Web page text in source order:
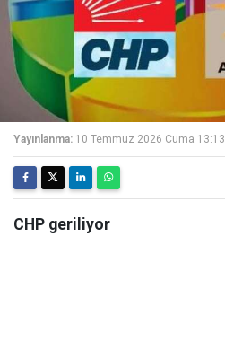
Yayınlanma: 10 Temmuz 2026 Cuma 13:13
CHP geriliyor